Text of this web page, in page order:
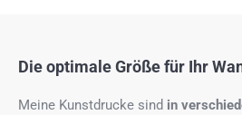
Die optimale Größe für Ihr
Meine Kunstdrucke sind in